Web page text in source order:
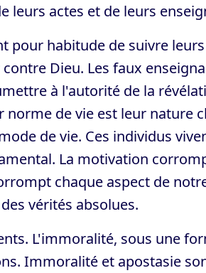
leurs actes et de leurs
pour habitude de suivre
Dieu. Les faux
à l'autorité de la
de vie est leur nature
de vie. Ces individus
La motivation
chaque aspect de
vérités absolues.
L'immoralité, sous une
Immoralité et apostasie